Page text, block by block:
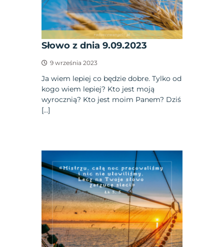
Słowo z dnia 9.09.2023
9 września 2023
Ja wiem lepiej co będzie dobre. Tylko od
kogo wiem lepiej? Kto jest moją
wyrocznią? Kto jest moim Panem? Dziś
[…]